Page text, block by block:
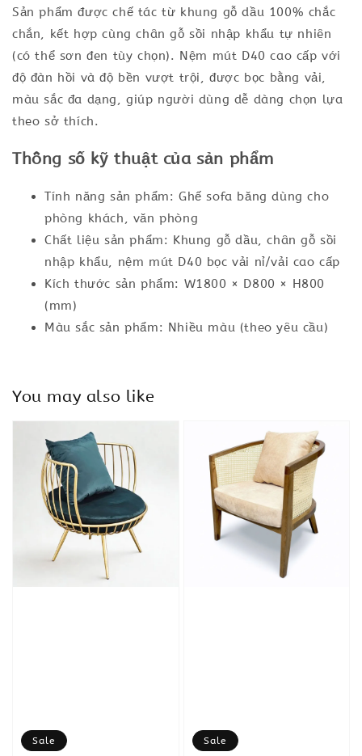
Sản phẩm được chế tác từ khung gỗ dầu 100% chắc
chắn, kết hợp cùng chân gỗ sồi nhập khẩu tự nhiên
(có thể sơn đen tùy chọn). Nệm mút D40 cao cấp với
độ đàn hồi và độ bền vượt trội, được bọc bằng vải,
màu sắc đa dạng, giúp người dùng dễ dàng chọn lựa
theo sở thích.
Thông số kỹ thuật của sản phẩm
Tính năng sản phẩm: Ghế sofa băng dùng cho
phòng khách, văn phòng
Chất liệu sản phẩm: Khung gỗ dầu, chân gỗ sồi
nhập khẩu, nệm mút D40 bọc vải nỉ/vải cao cấp
Kích thước sản phẩm: W1800 × D800 × H800
(mm)
Màu sắc sản phẩm: Nhiều màu (theo yêu cầu)
You may also like
Sale Sale